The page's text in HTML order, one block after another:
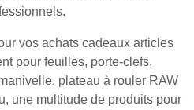
vos achats cadeaux articles
pour feuilles, porte-clefs,
plateau à rouler RAW
une multitude de produits pour